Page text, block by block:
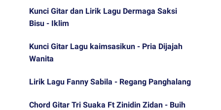
Kunci Gitar dan Lirik Lagu Dermaga Saksi
Bisu - Iklim
Kunci Gitar Lagu kaimsasikun - Pria Dijajah
Wanita
Lirik Lagu Fanny Sabila - Regang Panghalang
Chord Gitar Tri Suaka Ft Zinidin Zidan - Buih